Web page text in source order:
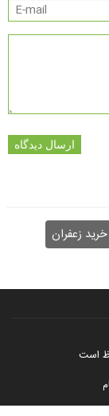
ارسال دیدگاه
خرید زعفران
است